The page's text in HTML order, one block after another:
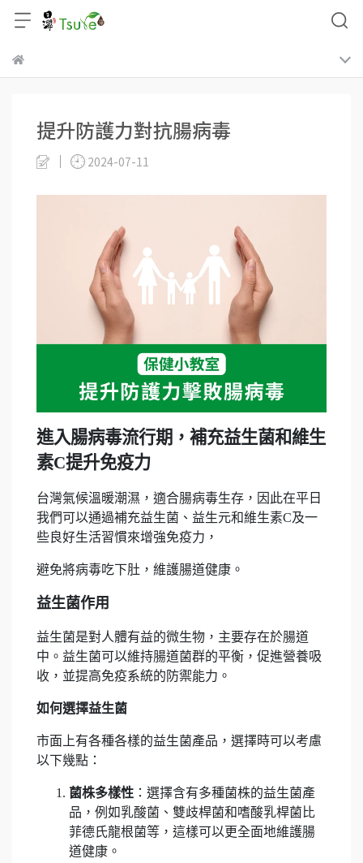
提升防護力對抗腸病毒
2024-07-11
進入腸病毒流行期，補充益生菌和維生
素C提升免疫力
台灣氣候溫暖潮濕，適合腸病毒生存，因此在平日
我們可以通過補充益生菌、益生元和維生素C及一
些良好生活習慣來增強免疫力，
避免將病毒吃下肚，維護腸道健康。
益生菌作用
益生菌是對人體有益的微生物，主要存在於腸道
中。益生菌可以維持腸道菌群的平衡，促進營養吸
收，並提高免疫系統的防禦能力。
如何選擇益生菌
市面上有各種各樣的益生菌產品，選擇時可以考慮
以下幾點：
菌株多樣性 ：選擇含有多種菌株的益生菌產
品，例如乳酸菌、雙歧桿菌和嗜酸乳桿菌比
菲德氏龍根菌等， 這樣可以更全面地維護腸
道健康。